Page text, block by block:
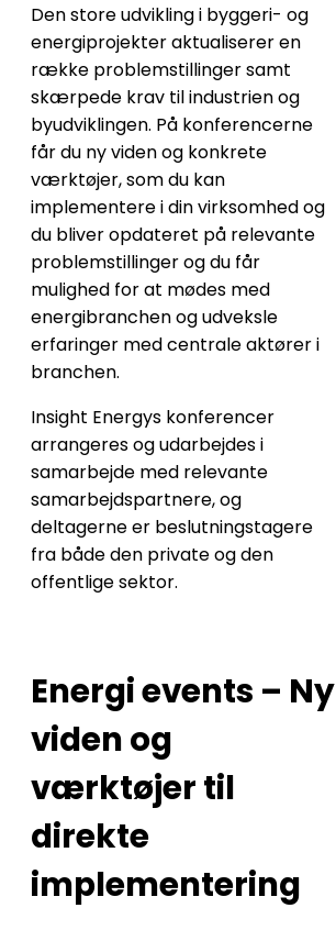
Den store udvikling i byggeri- og
energiprojekter aktualiserer en
række problemstillinger samt
skærpede krav til industrien og
byudviklingen. På konferencerne
får du ny viden og konkrete
værktøjer, som du kan
implementere i din virksomhed og
du bliver opdateret på relevante
problemstillinger og du får
mulighed for at mødes med
energibranchen og udveksle
erfaringer med centrale aktører i
branchen.
Insight Energys konferencer
arrangeres og udarbejdes i
samarbejde med relevante
samarbejdspartnere, og
deltagerne er beslutningstagere
fra både den private og den
offentlige sektor.
Energi events – Ny
viden og
værktøjer til
direkte
implementering